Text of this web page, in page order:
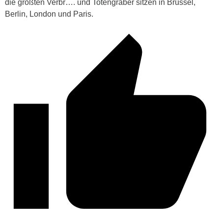
die größten Verbr…. und Totengräber sitzen in Brüssel,
Berlin, London und Paris.